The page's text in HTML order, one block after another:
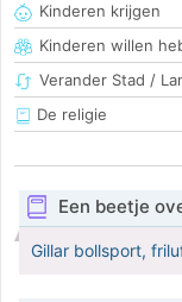
Kinderen krijgen
Kinderen willen
Verander Stad /
De religie
Een beetje
Gillar bollsport,